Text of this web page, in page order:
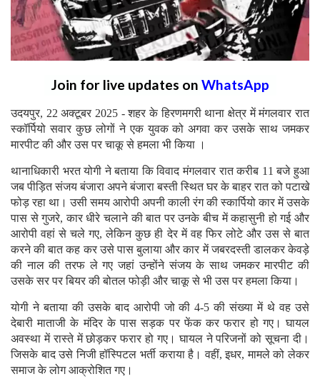
Join for live updates on WhatsApp
उदयपुर, 22 अक्टूबर 2025 - शहर के हिरणमगरी थाना क्षेत्र में मंगलवार रात
स्कॉर्पियो सवार कुछ लोगों ने एक युवक को अगवा कर उसके साथ जमकर
मारपीट की और उस पर चाकू से हमला भी किया ।
थानाधिकारी भरत योगी ने बताया कि विवाद मंगलवार रात करीब 11 बजे हुआ
जब पीड़ित संजय बंजारा अपने बंजारा बस्ती स्थित घर के बाहर रात को पटाखे
फोड़ रहा था। उसी समय आरोपी अपनी काली रंग की स्कार्पियो कार में उसके
पास से गुजरे, कार धीरे चलाने की बात पर उनके बीच में कहासुनी हो गई और
आरोपी वहां से चले गए, लेकिन कुछ ही देर में वह फिर लोटे और उस से बात
करने की बात कह कर उसे पास बुलाया और कार में जबरदस्ती डालकर केवड़े
की नाल की तरफ ले गए जहां उन्होंने संजय के साथ जमकर मारपीट की
उसके सर पर बियर की बोतल फोड़ी और चाकू से भी उस पर हमला किया।
योगी ने बताया की उसके बाद आरोपी जो की 4-5 की संख्या में थे वह उसे
देबारी माताजी के मंदिर के पास सड़क पर फेंक कर फरार हो गए। घायल
अवस्था में रास्ते में छोड़कर फरार हो गए। घायल ने परिजनों को सूचना दी।
जिसके बाद उसे निजी हॉस्पिटल भर्ती कराया है। वहीं, इधर, मामले को लेकर
समाज के लोग आक्रोशित गए।